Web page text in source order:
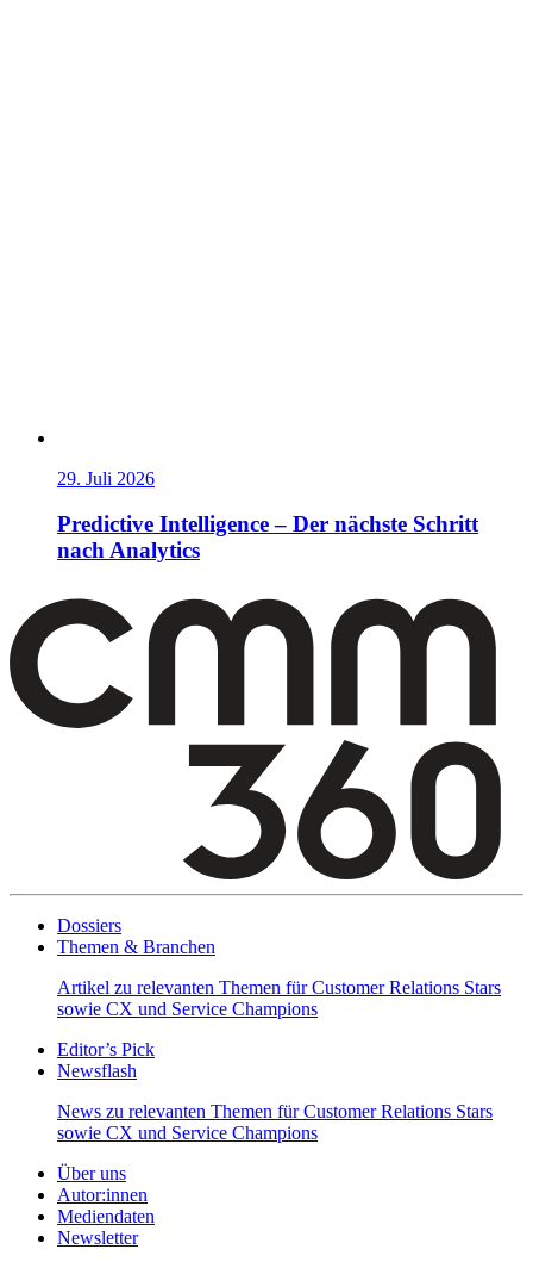
29. Juli 2026
Predictive Intelligence – Der nächste Schritt
nach Analytics
Dossiers
Themen & Branchen
Artikel zu relevanten Themen für Customer Relations Stars
sowie CX und Service Champions
Editor’s Pick
Newsflash
News zu relevanten Themen für Customer Relations Stars
sowie CX und Service Champions
Über uns
Autor:innen
Mediendaten
Newsletter